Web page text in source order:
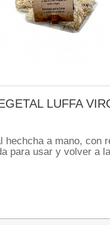
LUFFA
hechcha a mano, con
para usar y volver a